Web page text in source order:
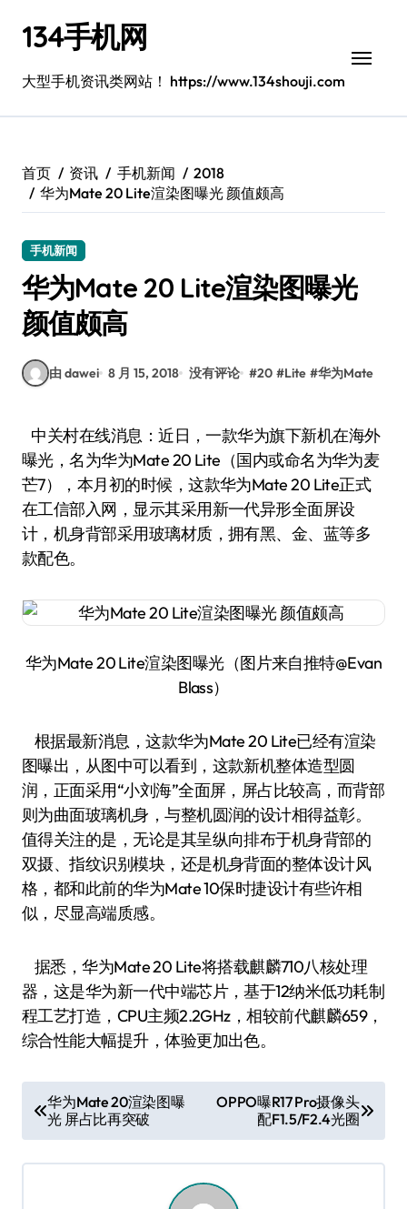
134手机网
大型手机资讯类网站！ https://www.134shouji.com
首页 资讯 手机新闻
2018
华为Mate 20 Lite渲染图曝光 颜值颇高
手机新闻
华为Mate 20 Lite渲染图曝光
颜值颇高
由 dawei 8 月 15, 2018 没有评论 #20 #Lite #华为Mate
中关村在线消息：近日，一款华为旗下新机在海外
曝光，名为华为Mate 20 Lite（国内或命名为华为麦
芒7），本月初的时候，这款华为Mate 20 Lite正式
在工信部入网，显示其采用新一代异形全面屏设
计，机身背部采用玻璃材质，拥有黑、金、蓝等多
款配色。
华为Mate 20 Lite渲染图曝光（图片来自推特@Evan
Blass）
根据最新消息，这款华为Mate 20 Lite已经有渲染
图曝出，从图中可以看到，这款新机整体造型圆
润，正面采用“小刘海”全面屏，屏占比较高，而背部
则为曲面玻璃机身，与整机圆润的设计相得益彰。
值得关注的是，无论是其呈纵向排布于机身背部的
双摄、指纹识别模块，还是机身背面的整体设计风
格，都和此前的华为Mate 10保时捷设计有些许相
似，尽显高端质感。
据悉，华为Mate 20 Lite将搭载麒麟710八核处理
器，这是华为新一代中端芯片，基于12纳米低功耗制
程工艺打造，CPU主频2.2GHz，相较前代麒麟659，
综合性能大幅提升，体验更加出色。
章
导
华为Mate 20渲染图曝
光 屏占比再突破
OPPO曝R17 Pro摄像头
配F1.5/F2.4光圈